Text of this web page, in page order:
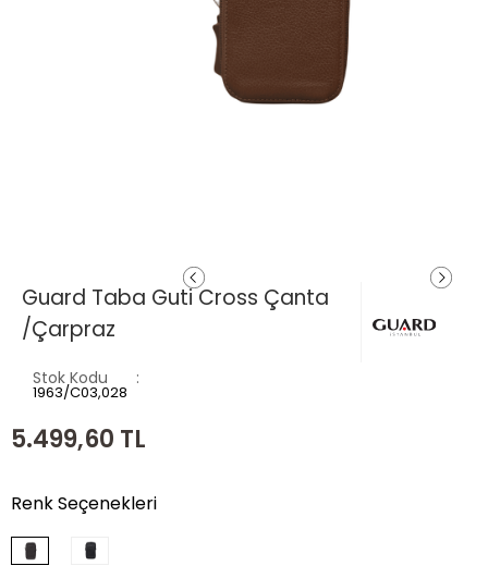
Guard Taba Guti Cross Çanta
/Çarpraz
Stok Kodu
1963/C03,028
5.499,60 TL
Renk Seçenekleri